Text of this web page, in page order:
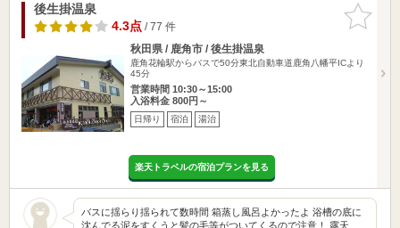
お気に入
りに追加
後生掛温泉
4.3点/ 77 件
秋田県 / 鹿角市 / 後生掛温泉
鹿角花輪駅からバスで50分東北自動車道鹿角八幡平ICより
45分
営業時間 10:30～15:00
入浴料金 800円～
日帰り 宿泊 湯治
楽天トラベルの宿泊プランを見る
バスに揺らり揺られて数時間 箱蒸し風呂よかったよ 浴槽の底に
沈んでる泥をすくうと髪の毛等がついてくるので注意！ 露天…